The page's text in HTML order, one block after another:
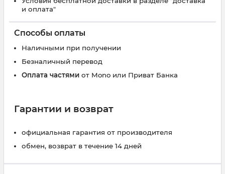
и оплата"
Способы оплаты
Наличными при получении
Безналичный перевод
Оплата частями от Mono или Приват Банка
Гарантии и возврат
официальная гарантия от производителя
обмен, возврат в течение 14 дней